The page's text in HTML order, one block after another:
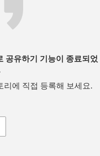
공유하기 기능이 종료되었
리에 직접 등록해 보세요.